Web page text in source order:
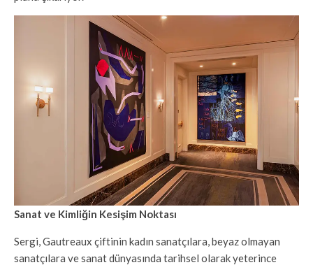
Sanat ve Kimliğin Kesişim Noktası
Sergi, Gautreaux çiftinin kadın sanatçılara, beyaz olmayan
sanatçılara ve sanat dünyasında tarihsel olarak yeterince